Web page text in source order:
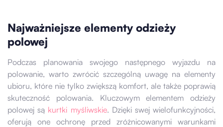
Najważniejsze elementy odzieży
polowej
Podczas planowania swojego następnego wyjazdu na
polowanie, warto zwrócić szczególną uwagę na elementy
ubioru, które nie tylko zwiększą komfort, ale także poprawią
skuteczność polowania. Kluczowym elementem odzieży
polowej są kurtki myśliwskie. Dzięki swej wielofunkcyjności,
oferują one ochronę przed zróżnicowanymi warunkami